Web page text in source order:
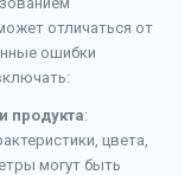
отличаться от
ошибки
продукта:
цвета,
могут быть